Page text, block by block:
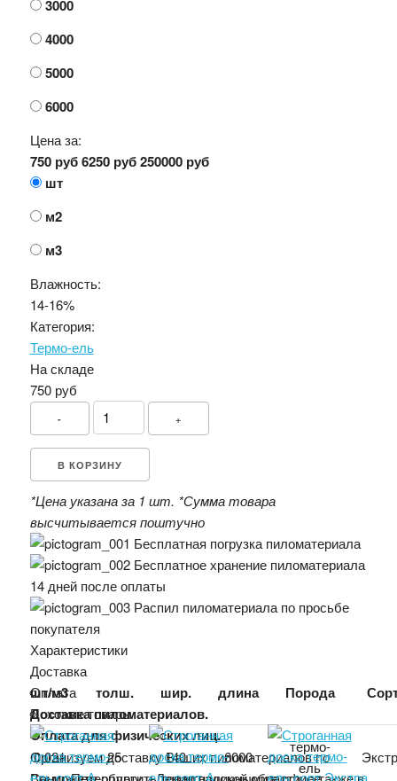
3000
4000
5000
6000
Цена за:
750 руб 6250 руб 250000 руб
шт
м2
м3
Влажность:
14-16%
Категория:
Термо-ель
На складе
750 руб
- +
В КОРЗИНУ
*Цена указана за 1 шт. *Сумма товара
высчитывается поштучно
Бесплатная погрузка пиломатериала
Бесплатное хранение пиломатериала
14 дней после оплаты
Распил пиломатериала по просьбе
покупателя
Характеристики
шт/м3 толш. шир. длина Порода
0,021 25 140 6000
термо-
ель
Доставка
Доставка пиломатериалов.
Организуем доставку Ваших пиломатериалов по
Оплата
Оплата для физических лиц.
Похожие товары